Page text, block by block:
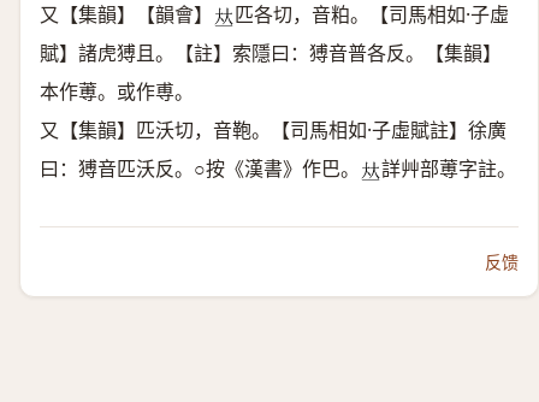
又【集韻】【韻會】 𠀤匹各切，音粕。【司馬相如·子虛
賦】諸虎猼且。【註】索隱曰：猼音普各反。【集韻】
本作蒪。或作尃。
又【集韻】匹沃切，音鞄。【司馬相如·子虛賦註】徐廣
曰：猼音匹沃反。○按《漢書》作巴。 𠀤詳艸部蒪字註。
反馈